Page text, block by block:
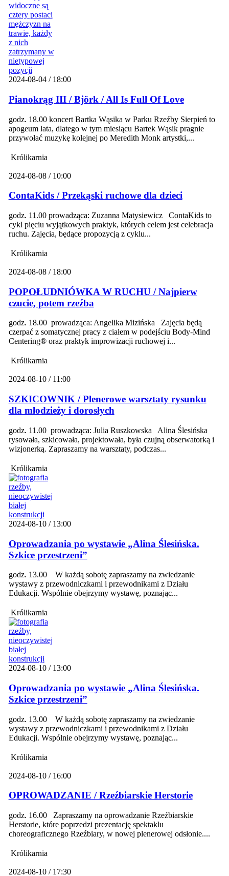
2024-08-04 / 18:00
Pianokrąg III / Björk / All Is Full Of Love
godz. 18.00 koncert Bartka Wąsika w Parku Rzeźby Sierpień to
apogeum lata, dlatego w tym miesiącu Bartek Wąsik pragnie
przywołać muzykę kolejnej po Meredith Monk artystki,...
Królikarnia
2024-08-08 / 10:00
ContaKids / Przekąski ruchowe dla dzieci
godz. 11.00 prowadząca: Zuzanna Matysiewicz ContaKids to
cykl pięciu wyjątkowych praktyk, których celem jest celebracja
ruchu. Zajęcia, będące propozycją z cyklu...
Królikarnia
2024-08-08 / 18:00
POPOŁUDNIÓWKA W RUCHU / Najpierw
czucie, potem rzeźba
godz. 18.00 prowadząca: Angelika Mizińska Zajęcia będą
czerpać z somatycznej pracy z ciałem w podejściu Body-Mind
Centering® oraz praktyk improwizacji ruchowej i...
Królikarnia
2024-08-10 / 11:00
SZKICOWNIK / Plenerowe warsztaty rysunku
dla młodzieży i dorosłych
godz. 11.00 prowadząca: Julia Ruszkowska Alina Ślesińska
rysowała, szkicowała, projektowała, była czujną obserwatorką i
wizjonerką. Zapraszamy na warsztaty, podczas...
Królikarnia
2024-08-10 / 13:00
Oprowadzania po wystawie „Alina Ślesińska.
Szkice przestrzeni”
godz. 13.00 W każdą sobotę zapraszamy na zwiedzanie
wystawy z przewodniczkami i przewodnikami z Działu
Edukacji. Wspólnie obejrzymy wystawę, poznając...
Królikarnia
2024-08-10 / 13:00
Oprowadzania po wystawie „Alina Ślesińska.
Szkice przestrzeni”
godz. 13.00 W każdą sobotę zapraszamy na zwiedzanie
wystawy z przewodniczkami i przewodnikami z Działu
Edukacji. Wspólnie obejrzymy wystawę, poznając...
Królikarnia
2024-08-10 / 16:00
OPROWADZANIE / Rzeźbiarskie Herstorie
godz. 16.00 Zapraszamy na oprowadzanie Rzeźbiarskie
Herstorie, które poprzedzi prezentację spektaklu
choreograficznego Rzeźbiary, w nowej plenerowej odsłonie....
Królikarnia
2024-08-10 / 17:30